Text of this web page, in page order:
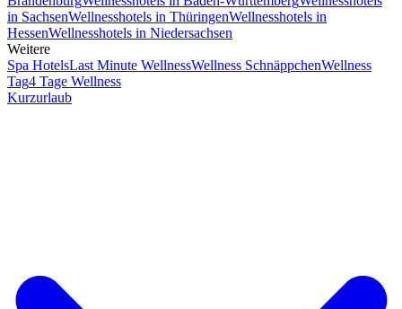
in SachsenWellnesshotels in ThüringenWellnesshotels in
HessenWellnesshotels in Niedersachsen
Weitere
Spa HotelsLast Minute WellnessWellness SchnäppchenWellness
Tag4 Tage Wellness
Kurzurlaub